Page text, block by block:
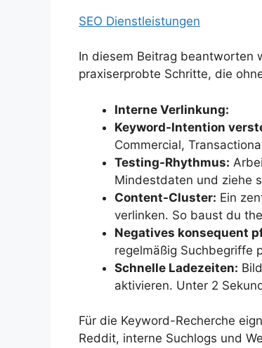
SEO Dienstleistungen
In diesem Beitrag beantworten
praxiserprobte Schritte, die
Interne Verlinkung:
Keyword-Intention
Commercial,
Testing-Rhythmus:
Mindestdaten und ziehe
Content-Cluster: Ein
verlinken. So baust du
Negatives konsequent
regelmäßig Suchbegriffe
Schnelle Ladezeiten:
aktivieren. Unter 2
Für die Keyword-Recherche
Reddit, interne Suchlogs und